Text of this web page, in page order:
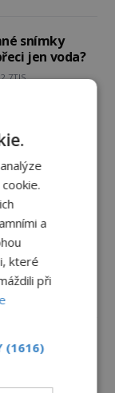
snímky
jen voda?
2023: Jsou
UFO?
3.5TIS
svědkové
vin
a
které
při
(1616)